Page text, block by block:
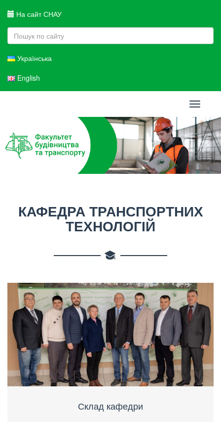
На сайт СНАУ
Українська
English
Toggle
КАФЕДРА ТРАНСПОРТНИХ
ТЕХНОЛОГІЙ
Склад кафедри